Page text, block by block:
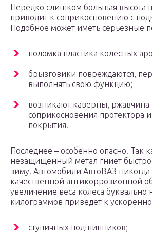
Нередко слишком большая высота
приводит к соприкосновению с
Подобное может иметь серьезные
поломка пластика колесных
брызговики повреждаются,
выполнять свою функцию;
возникают каверны, ржавчина
соприкосновения протектора
покрытия.
Последнее – особенно опасно. Так
незащищенный метал гниет
зиму. Автомобили АвтоВАЗ никогда
качественной антикоррозионной
увеличение веса колеса буквально
килограммов приведет к
ступичных подшипников;